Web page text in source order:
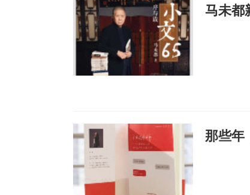
马未都
那些年